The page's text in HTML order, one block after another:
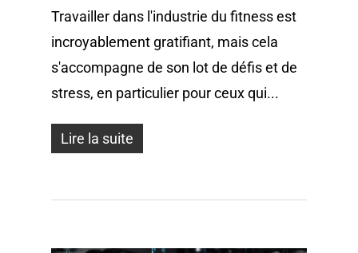
Travailler dans l'industrie du fitness est
incroyablement gratifiant, mais cela
s'accompagne de son lot de défis et de
stress, en particulier pour ceux qui...
Lire la suite